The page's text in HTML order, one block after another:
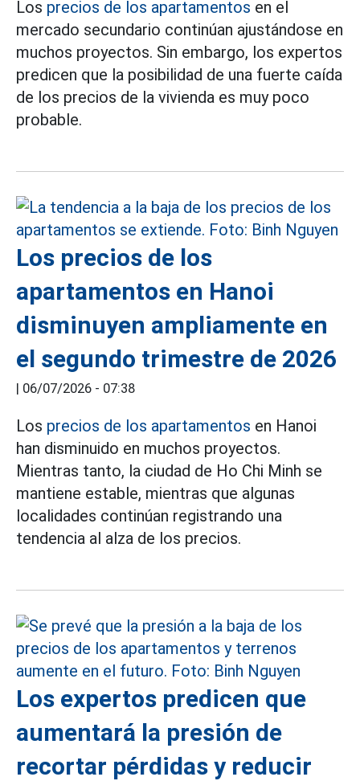
Los precios de los apartamentos en el
mercado secundario continúan ajustándose en
muchos proyectos. Sin embargo, los expertos
predicen que la posibilidad de una fuerte caída
de los precios de la vivienda es muy poco
probable.
Los precios de los
apartamentos en Hanoi
disminuyen ampliamente en
el segundo trimestre de 2026
| 06/07/2026 - 07:38
Los precios de los apartamentos en Hanoi
han disminuido en muchos proyectos.
Mientras tanto, la ciudad de Ho Chi Minh se
mantiene estable, mientras que algunas
localidades continúan registrando una
tendencia al alza de los precios.
Los expertos predicen que
aumentará la presión de
recortar pérdidas y reducir